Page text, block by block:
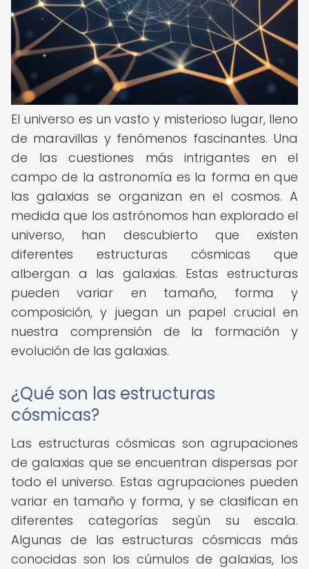
El universo es un vasto y misterioso lugar, lleno
de maravillas y fenómenos fascinantes. Una
de las cuestiones más intrigantes en el
campo de la astronomía es la forma en que
las galaxias se organizan en el cosmos. A
medida que los astrónomos han explorado el
universo, han descubierto que existen
diferentes estructuras cósmicas que
albergan a las galaxias. Estas estructuras
pueden variar en tamaño, forma y
composición, y juegan un papel crucial en
nuestra comprensión de la formación y
evolución de las galaxias.
¿Qué son las estructuras
cósmicas?
Las estructuras cósmicas son agrupaciones
de galaxias que se encuentran dispersas por
todo el universo. Estas agrupaciones pueden
variar en tamaño y forma, y se clasifican en
diferentes categorías según su escala.
Algunas de las estructuras cósmicas más
conocidas son los cúmulos de galaxias, los